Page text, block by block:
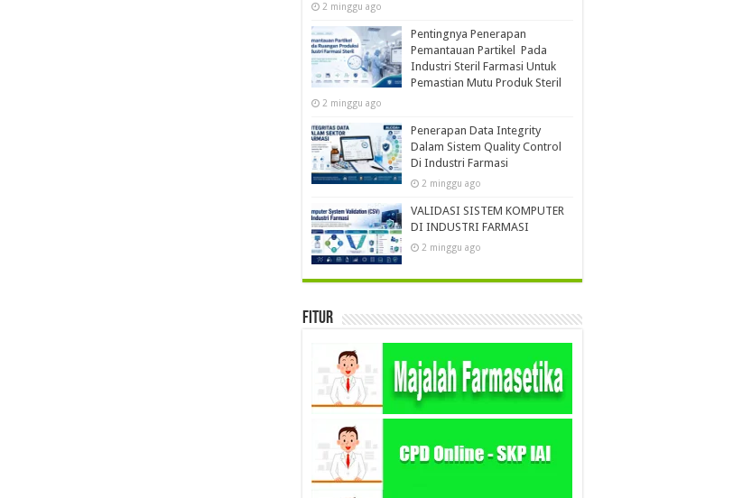
2 minggu ago
Pentingnya Penerapan
Pemantauan Partikel Pada
Industri Steril Farmasi Untuk
Pemastian Mutu Produk Steril
2 minggu ago
Penerapan Data Integrity
Dalam Sistem Quality Control
Di Industri Farmasi
2 minggu ago
VALIDASI SISTEM KOMPUTER
DI INDUSTRI FARMASI
2 minggu ago
Fitur